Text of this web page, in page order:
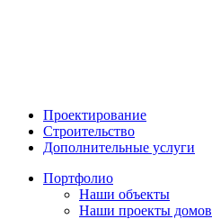
Проектирование
Строительство
Дополнительные услуги
Портфолио
Наши объекты
Наши проекты домов